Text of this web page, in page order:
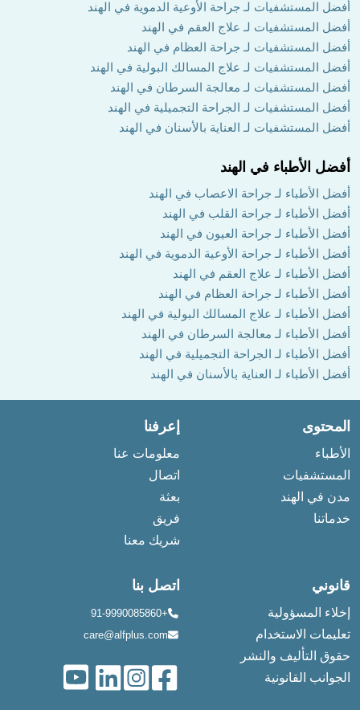
أفضل المستشفيات لـ جراحة الأوعية الدموية في الهند
أفضل المستشفيات لـ علاج العقم في الهند
أفضل المستشفيات لـ جراحة العظام في الهند
أفضل المستشفيات لـ علاج المسالك البولية في الهند
أفضل المستشفيات لـ معالجة السرطان في الهند
أفضل المستشفيات لـ الجراحة التجميلية في الهند
أفضل المستشفيات لـ العناية بالأسنان في الهند
أفضل الأطباء في الهند
أفضل الأطباء لـ جراحة الاعصاب في الهند
أفضل الأطباء لـ جراحة القلب في الهند
أفضل الأطباء لـ جراحة العيون في الهند
أفضل الأطباء لـ جراحة الأوعية الدموية في الهند
أفضل الأطباء لـ علاج العقم في الهند
أفضل الأطباء لـ جراحة العظام في الهند
أفضل الأطباء لـ علاج المسالك البولية في الهند
أفضل الأطباء لـ معالجة السرطان في الهند
أفضل الأطباء لـ الجراحة التجميلية في الهند
أفضل الأطباء لـ العناية بالأسنان في الهند
المحتوى
الأطباء
المستشفيات
مدن في الهند
خدماتنا
إعرفنا
معلومات عنا
اتصال
بعثة
فريق
شريك معنا
قانوني
إخلاء المسؤولية
تعليمات الاستخدام
حقوق التأليف والنشر
الجوانب القانونية
اتصل بنا
+91-9990085860
care@alfplus.com